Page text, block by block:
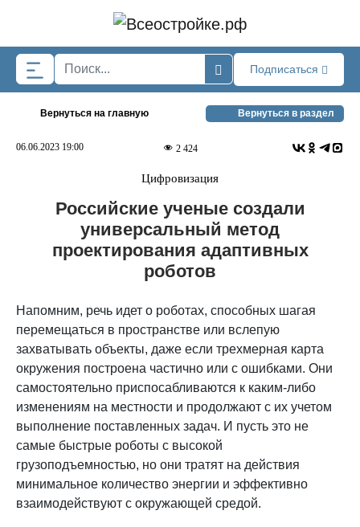
Подписаться
Вернуться на главную Вернуться в раздел
06.06.2023 19:00 2 424
Цифровизация
Российские ученые создали
универсальный метод
проектирования адаптивных
роботов
Напомним, речь идет о роботах, способных шагая
перемещаться в пространстве или вслепую
захватывать объекты, даже если трехмерная карта
окружения построена частично или с ошибками. Они
самостоятельно приспосабливаются к каким-либо
изменениям на местности и продолжают с их учетом
выполнение поставленных задач. И пусть это не
самые быстрые роботы с высокой
грузоподъемностью, но они тратят на действия
минимальное количество энергии и эффективно
взаимодействуют с окружающей средой.